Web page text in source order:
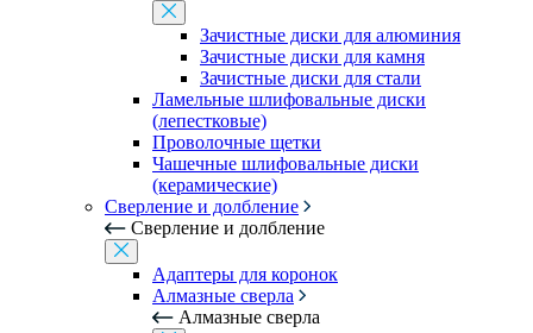
Зачистные диски для алюминия
Зачистные диски для камня
Зачистные диски для стали
Ламельные шлифовальные диски
(лепестковые)
Проволочные щетки
Чашечные шлифовальные диски
(керамические)
Сверление и долбление
Сверление и долбление
Адаптеры для коронок
Алмазные сверла
Алмазные сверла